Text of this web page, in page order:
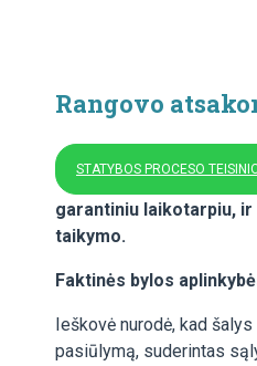
Rangovo
STATYBOS PROCESO
garantiniu laikotarpiu,
taikymo.
Faktinės bylos
Ieškovė nurodė, kad
pasiūlymą, suderintas